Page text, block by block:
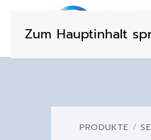
Zum Hauptinhalt
PRODUKTE